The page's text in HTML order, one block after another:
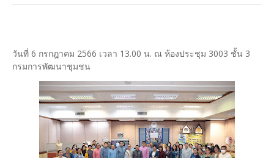
วันที่ 6 กรกฎาคม 2566 เวลา 13.00 น. ณ ห้องประชุม 3003 ชั้น 3
กรมการพัฒนาชุมชน